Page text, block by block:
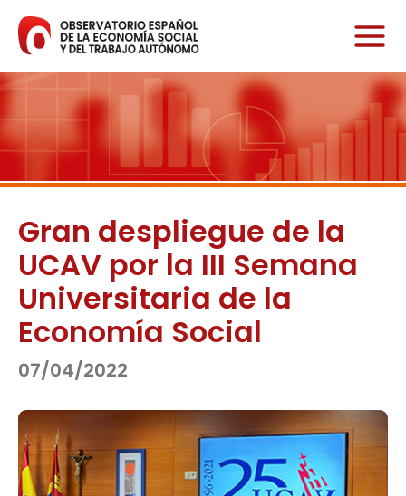
contenido
Gran despliegue de la
UCAV por la III Semana
Universitaria de la
Economía Social
07/04/2022